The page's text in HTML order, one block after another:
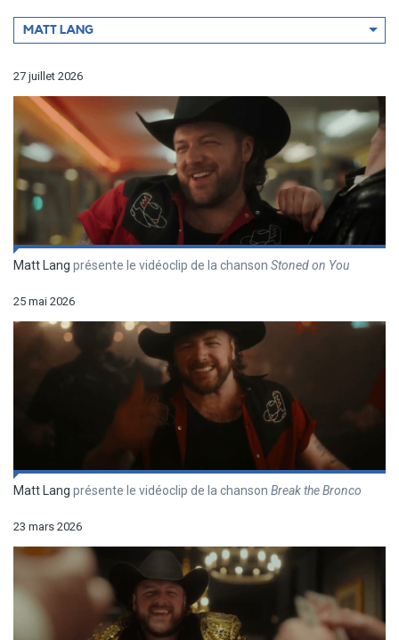
Filtrer
par
MATT LANG
27 juillet 2026
Matt Lang présente le vidéoclip de la chanson Stoned on You
25 mai 2026
Matt Lang présente le vidéoclip de la chanson Break the Bronco
23 mars 2026